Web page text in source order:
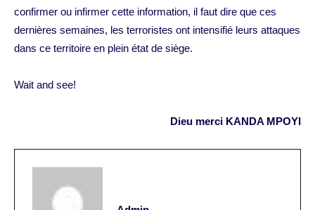
confirmer ou infirmer cette information, il faut dire que ces
dernières semaines, les terroristes ont intensifié leurs attaques
dans ce territoire en plein état de siège.
Wait and see!
Dieu merci KANDA MPOYI